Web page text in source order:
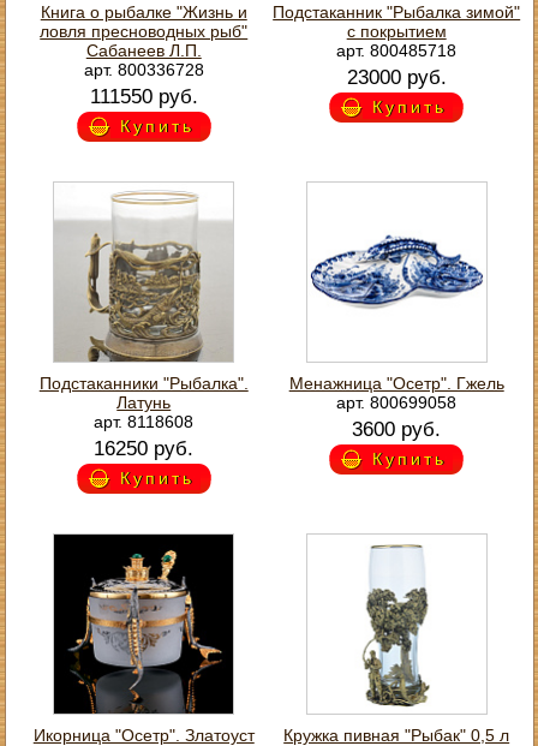
Книга о рыбалке "Жизнь и
ловля пресноводных рыб"
Сабанеев Л.П.
арт. 800336728
111550 руб.
Купить
Подстаканник "Рыбалка зимой"
с покрытием
арт. 800485718
23000 руб.
Купить
Подстаканники "Рыбалка".
Латунь
арт. 8118608
16250 руб.
Купить
Менажница "Осетр". Гжель
арт. 800699058
3600 руб.
Купить
Икорница "Осетр". Златоуст
Кружка пивная "Рыбак" 0,5 л